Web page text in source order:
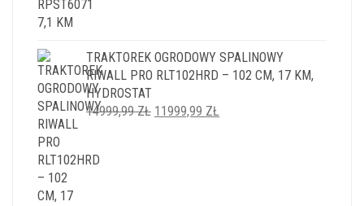
TRAKTOREK OGRODOWY SPALINOWY
RIWALL PRO RLT102HRD – 102 CM, 17 KM,
HYDROSTAT
14999,99ZŁ PIERWOTNA
11999,99 ZŁ